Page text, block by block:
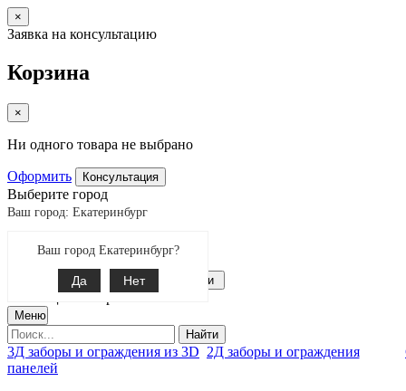
×
Заявка на консультацию
Корзина
×
Ни одного товара не выбрано
Оформить Консультация
Выберите город
Ваш город: Екатеринбург
Ваш город Екатеринбург?
Да Нет
Екатеринбург
8-343-287-92-92
Связаться с нами
позиции товаров
Меню
Найти
3Д заборы и ограждения из 3D
панелей
2Д заборы и ограждения